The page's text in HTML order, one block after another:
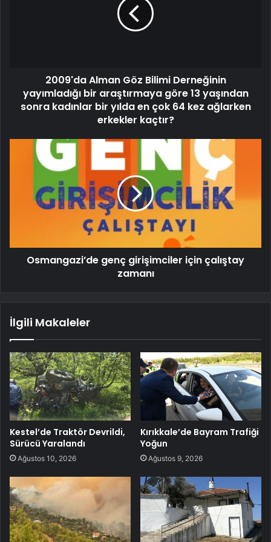
2009'da Alman Göz Bilimi Derneğinin
yayımladığı bir araştırmaya göre 13 yaşından
sonra kadınlar bir yılda en çok 64 kez ağlarken
erkekler kaçtır?
Osmangazi’de genç girişimciler için çalıştay
zamanı
İlgili Makaleler
Kestel’de Traktör Devrildi,
Sürücü Yaralandı
Ağustos 10, 2026
Kırıkkale’de Bayram Trafiği
Yoğun
Ağustos 9, 2026